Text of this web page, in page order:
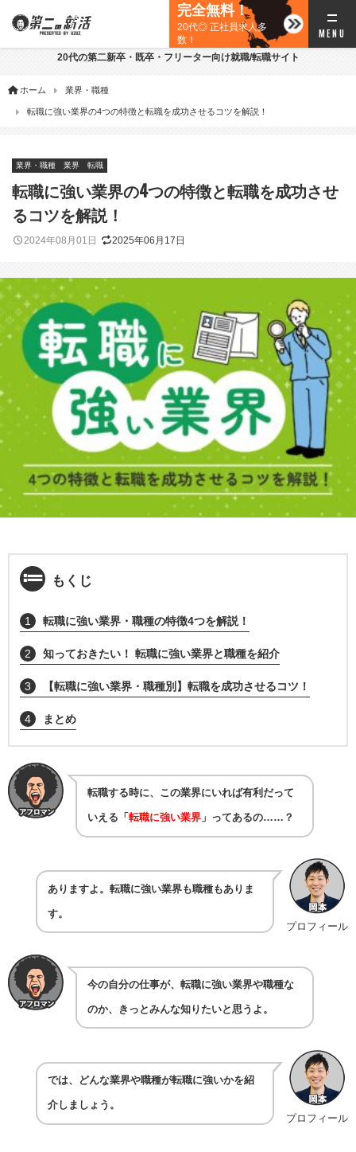
完全無料！
20代◎ 正社員求人多
数！
20代の第二新卒・既卒・フリーター向け就職/転職サイト
ホーム 業界・職種
転職に強い業界の4つの特徴と転職を成功させるコツを解説！
業界・職種 業界 転職
転職に強い業界の4つの特徴と転職を成功させ
るコツを解説！
2024年08月01日 2025年06月17日
もくじ
1 転職に強い業界・職種の特徴4つを解説！
2 知っておきたい！ 転職に強い業界と職種を紹介
3 【転職に強い業界・職種別】転職を成功させるコツ！
4 まとめ
転職する時に、この業界にいれば有利だって
いえる「 転職に強い業界」ってあるの……？
プロフィール
ありますよ。転職に強い業界も職種もありま
す。
今の自分の仕事が、転職に強い業界や職種な
のか、きっとみんな知りたいと思うよ。
プロフィール
では、どんな業界や職種が転職に強いかを紹
介しましょう。